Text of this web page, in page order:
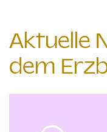
Aktuelle
dem